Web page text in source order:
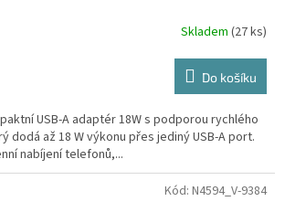
Skladem (27 ks)
Do košíku
USB-A adaptér 18W s podporou rychlého
dodá až 18 W výkonu přes jediný USB-A port.
nabíjení telefonů,...
Kód: N4594_V-9384